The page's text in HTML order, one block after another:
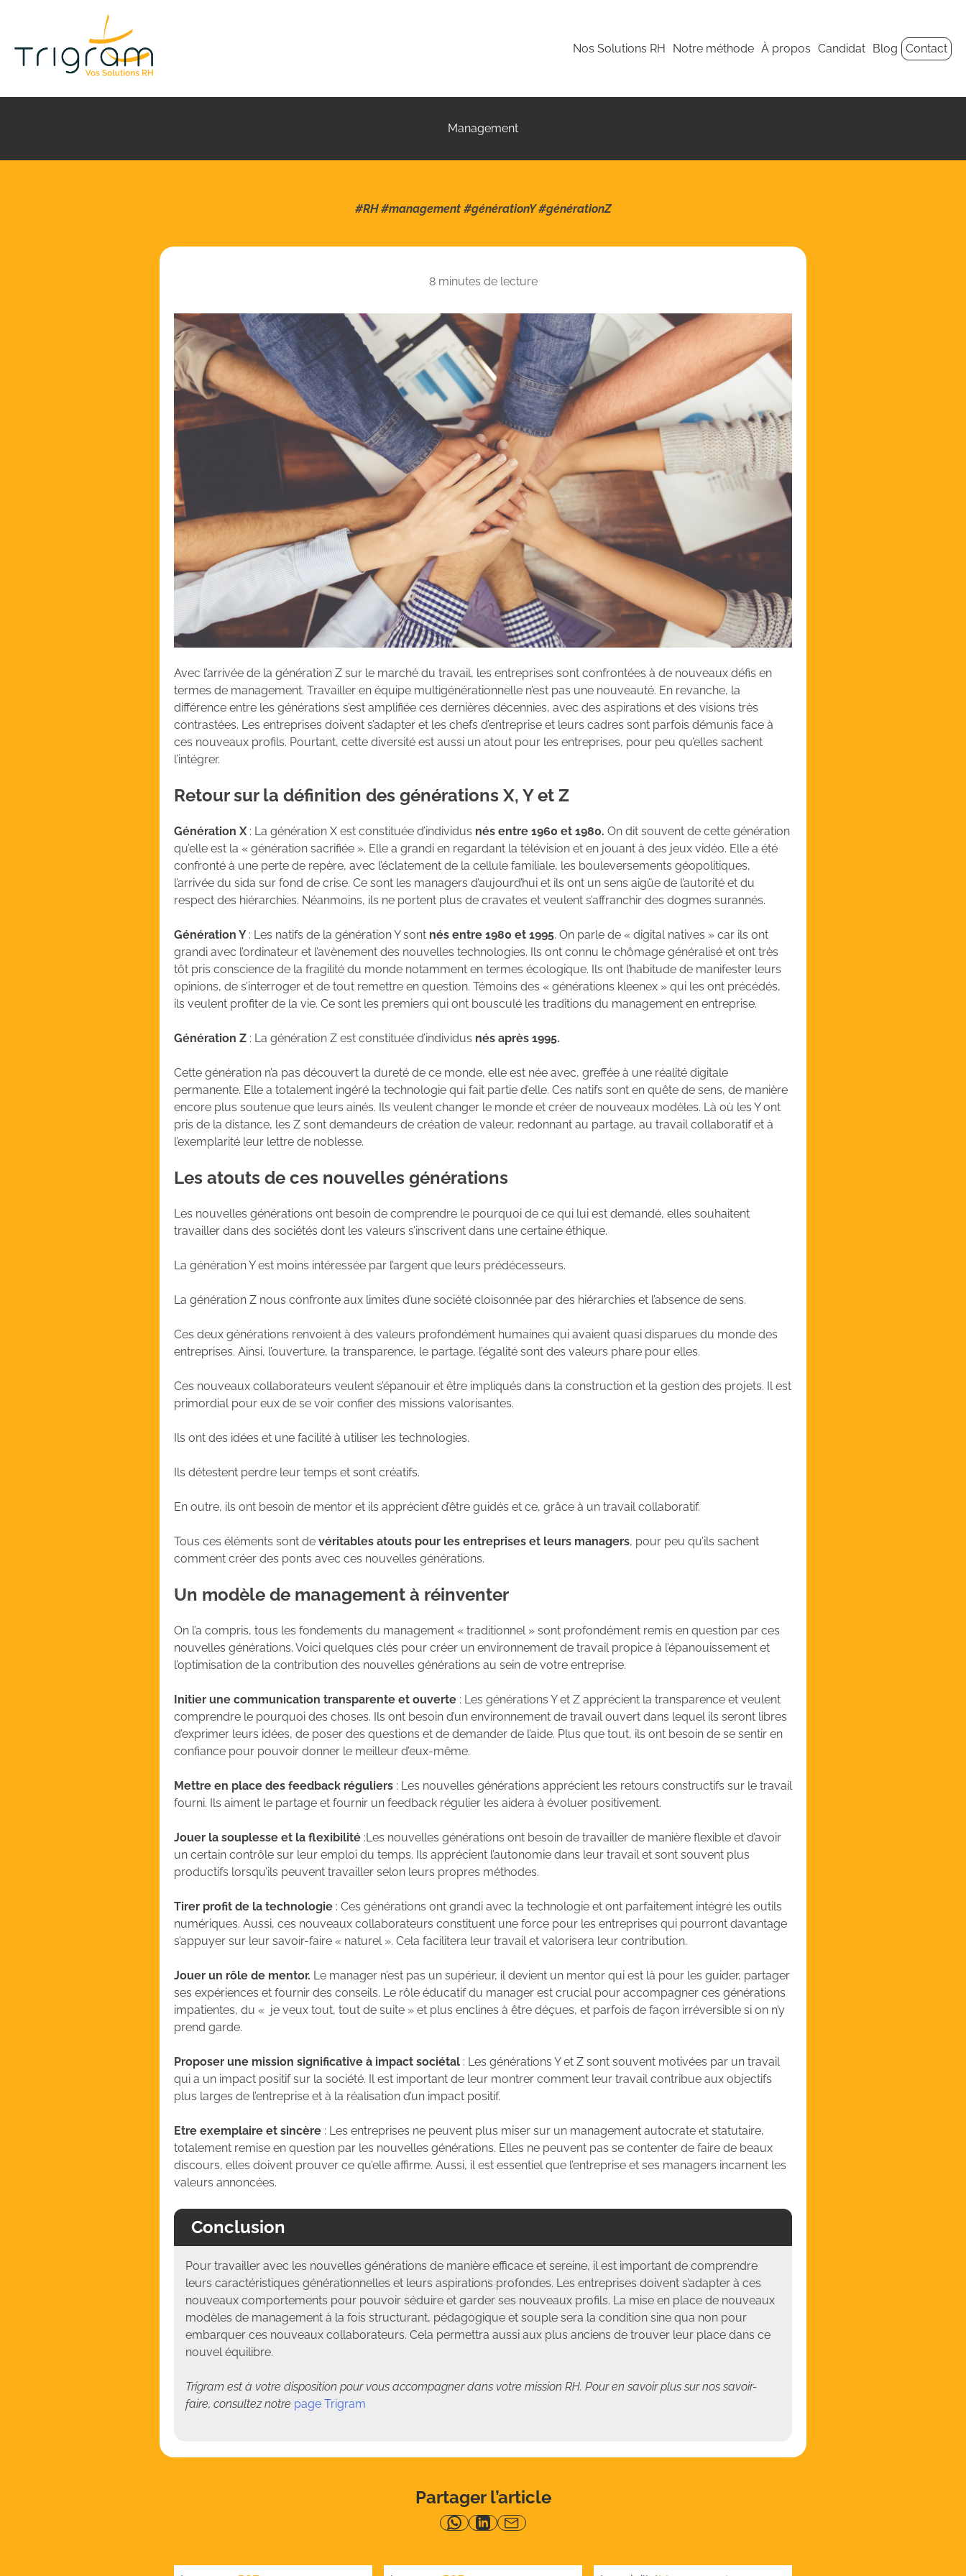
Nos Solutions RH Notre méthode À propos Candidat Blog Contact
Management
#RH #management #générationY #générationZ
8 minutes de lecture
Avec l’arrivée de la génération Z sur le marché du travail, les entreprises sont confrontées à de nouveaux défis en
termes de management. Travailler en équipe multigénérationnelle n’est pas une nouveauté. En revanche, la
différence entre les générations s’est amplifiée ces dernières décennies, avec des aspirations et des visions très
contrastées. Les entreprises doivent s’adapter et les chefs d’entreprise et leurs cadres sont parfois démunis face à
ces nouveaux profils. Pourtant, cette diversité est aussi un atout pour les entreprises, pour peu qu’elles sachent
l’intégrer.
Retour sur la définition des générations X, Y et Z
Génération X : La génération X est constituée d’individus nés entre 1960 et 1980. On dit souvent de cette génération
qu’elle est la « génération sacrifiée ». Elle a grandi en regardant la télévision et en jouant à des jeux vidéo. Elle a été
confronté à une perte de repère, avec l’éclatement de la cellule familiale, les bouleversements géopolitiques,
l’arrivée du sida sur fond de crise. Ce sont les managers d’aujourd’hui et ils ont un sens aigüe de l’autorité et du
respect des hiérarchies. Néanmoins, ils ne portent plus de cravates et veulent s’affranchir des dogmes surannés.
Génération Y : Les natifs de la génération Y sont nés entre 1980 et 1995. On parle de « digital natives » car ils ont
grandi avec l’ordinateur et l’avènement des nouvelles technologies. Ils ont connu le chômage généralisé et ont très
tôt pris conscience de la fragilité du monde notamment en termes écologique. Ils ont l’habitude de manifester leurs
opinions, de s’interroger et de tout remettre en question. Témoins des « générations kleenex » qui les ont précédés,
ils veulent profiter de la vie. Ce sont les premiers qui ont bousculé les traditions du management en entreprise.
Génération Z : La génération Z est constituée d’individus nés après 1995.
Cette génération n’a pas découvert la dureté de ce monde, elle est née avec, greffée à une réalité digitale
permanente. Elle a totalement ingéré la technologie qui fait partie d’elle. Ces natifs sont en quête de sens, de manière
encore plus soutenue que leurs ainés. Ils veulent changer le monde et créer de nouveaux modèles. Là où les Y ont
pris de la distance, les Z sont demandeurs de création de valeur, redonnant au partage, au travail collaboratif et à
l’exemplarité leur lettre de noblesse.
Les atouts de ces nouvelles générations
Les nouvelles générations ont besoin de comprendre le pourquoi de ce qui lui est demandé, elles souhaitent
travailler dans des sociétés dont les valeurs s’inscrivent dans une certaine éthique.
La génération Y est moins intéressée par l’argent que leurs prédécesseurs.
La génération Z nous confronte aux limites d’une société cloisonnée par des hiérarchies et l’absence de sens.
Ces deux générations renvoient à des valeurs profondément humaines qui avaient quasi disparues du monde des
entreprises. Ainsi, l’ouverture, la transparence, le partage, l’égalité sont des valeurs phare pour elles.
Ces nouveaux collaborateurs veulent s’épanouir et être impliqués dans la construction et la gestion des projets. Il est
primordial pour eux de se voir confier des missions valorisantes.
Ils ont des idées et une facilité à utiliser les technologies.
Ils détestent perdre leur temps et sont créatifs.
En outre, ils ont besoin de mentor et ils apprécient d’être guidés et ce, grâce à un travail collaboratif.
Tous ces éléments sont de véritables atouts pour les entreprises et leurs managers, pour peu qu’ils sachent
comment créer des ponts avec ces nouvelles générations.
Un modèle de management à réinventer
On l’a compris, tous les fondements du management « traditionnel » sont profondément remis en question par ces
nouvelles générations. Voici quelques clés pour créer un environnement de travail propice à l’épanouissement et
l’optimisation de la contribution des nouvelles générations au sein de votre entreprise.
Initier une communication transparente et ouverte : Les générations Y et Z apprécient la transparence et veulent
comprendre le pourquoi des choses. Ils ont besoin d’un environnement de travail ouvert dans lequel ils seront libres
d’exprimer leurs idées, de poser des questions et de demander de l’aide. Plus que tout, ils ont besoin de se sentir en
confiance pour pouvoir donner le meilleur d’eux-même.
Mettre en place des feedback réguliers : Les nouvelles générations apprécient les retours constructifs sur le travail
fourni. Ils aiment le partage et fournir un feedback régulier les aidera à évoluer positivement.
Jouer la souplesse et la flexibilité :Les nouvelles générations ont besoin de travailler de manière flexible et d’avoir
un certain contrôle sur leur emploi du temps. Ils apprécient l’autonomie dans leur travail et sont souvent plus
productifs lorsqu’ils peuvent travailler selon leurs propres méthodes.
Tirer profit de la technologie : Ces générations ont grandi avec la technologie et ont parfaitement intégré les outils
numériques. Aussi, ces nouveaux collaborateurs constituent une force pour les entreprises qui pourront davantage
s’appuyer sur leur savoir-faire « naturel ». Cela facilitera leur travail et valorisera leur contribution.
Jouer un rôle de mentor. Le manager n’est pas un supérieur, il devient un mentor qui est là pour les guider, partager
ses expériences et fournir des conseils. Le rôle éducatif du manager est crucial pour accompagner ces générations
impatientes, du « je veux tout, tout de suite » et plus enclines à être déçues, et parfois de façon irréversible si on n’y
prend garde.
Proposer une mission significative à impact sociétal : Les générations Y et Z sont souvent motivées par un travail
qui a un impact positif sur la société. Il est important de leur montrer comment leur travail contribue aux objectifs
plus larges de l’entreprise et à la réalisation d’un impact positif.
Etre exemplaire et sincère : Les entreprises ne peuvent plus miser sur un management autocrate et statutaire,
totalement remise en question par les nouvelles générations. Elles ne peuvent pas se contenter de faire de beaux
discours, elles doivent prouver ce qu’elle affirme. Aussi, il est essentiel que l’entreprise et ses managers incarnent les
valeurs annoncées.
Conclusion
Pour travailler avec les nouvelles générations de manière efficace et sereine, il est important de comprendre
leurs caractéristiques générationnelles et leurs aspirations profondes. Les entreprises doivent s’adapter à ces
nouveaux comportements pour pouvoir séduire et garder ses nouveaux profils. La mise en place de nouveaux
modèles de management à la fois structurant, pédagogique et souple sera la condition sine qua non pour
embarquer ces nouveaux collaborateurs. Cela permettra aussi aux plus anciens de trouver leur place dans ce
nouvel équilibre.
Trigram est à votre disposition pour vous accompagner dans votre mission RH. Pour en savoir plus sur nos savoir-
faire, consultez notre page Trigram
Partager l’article